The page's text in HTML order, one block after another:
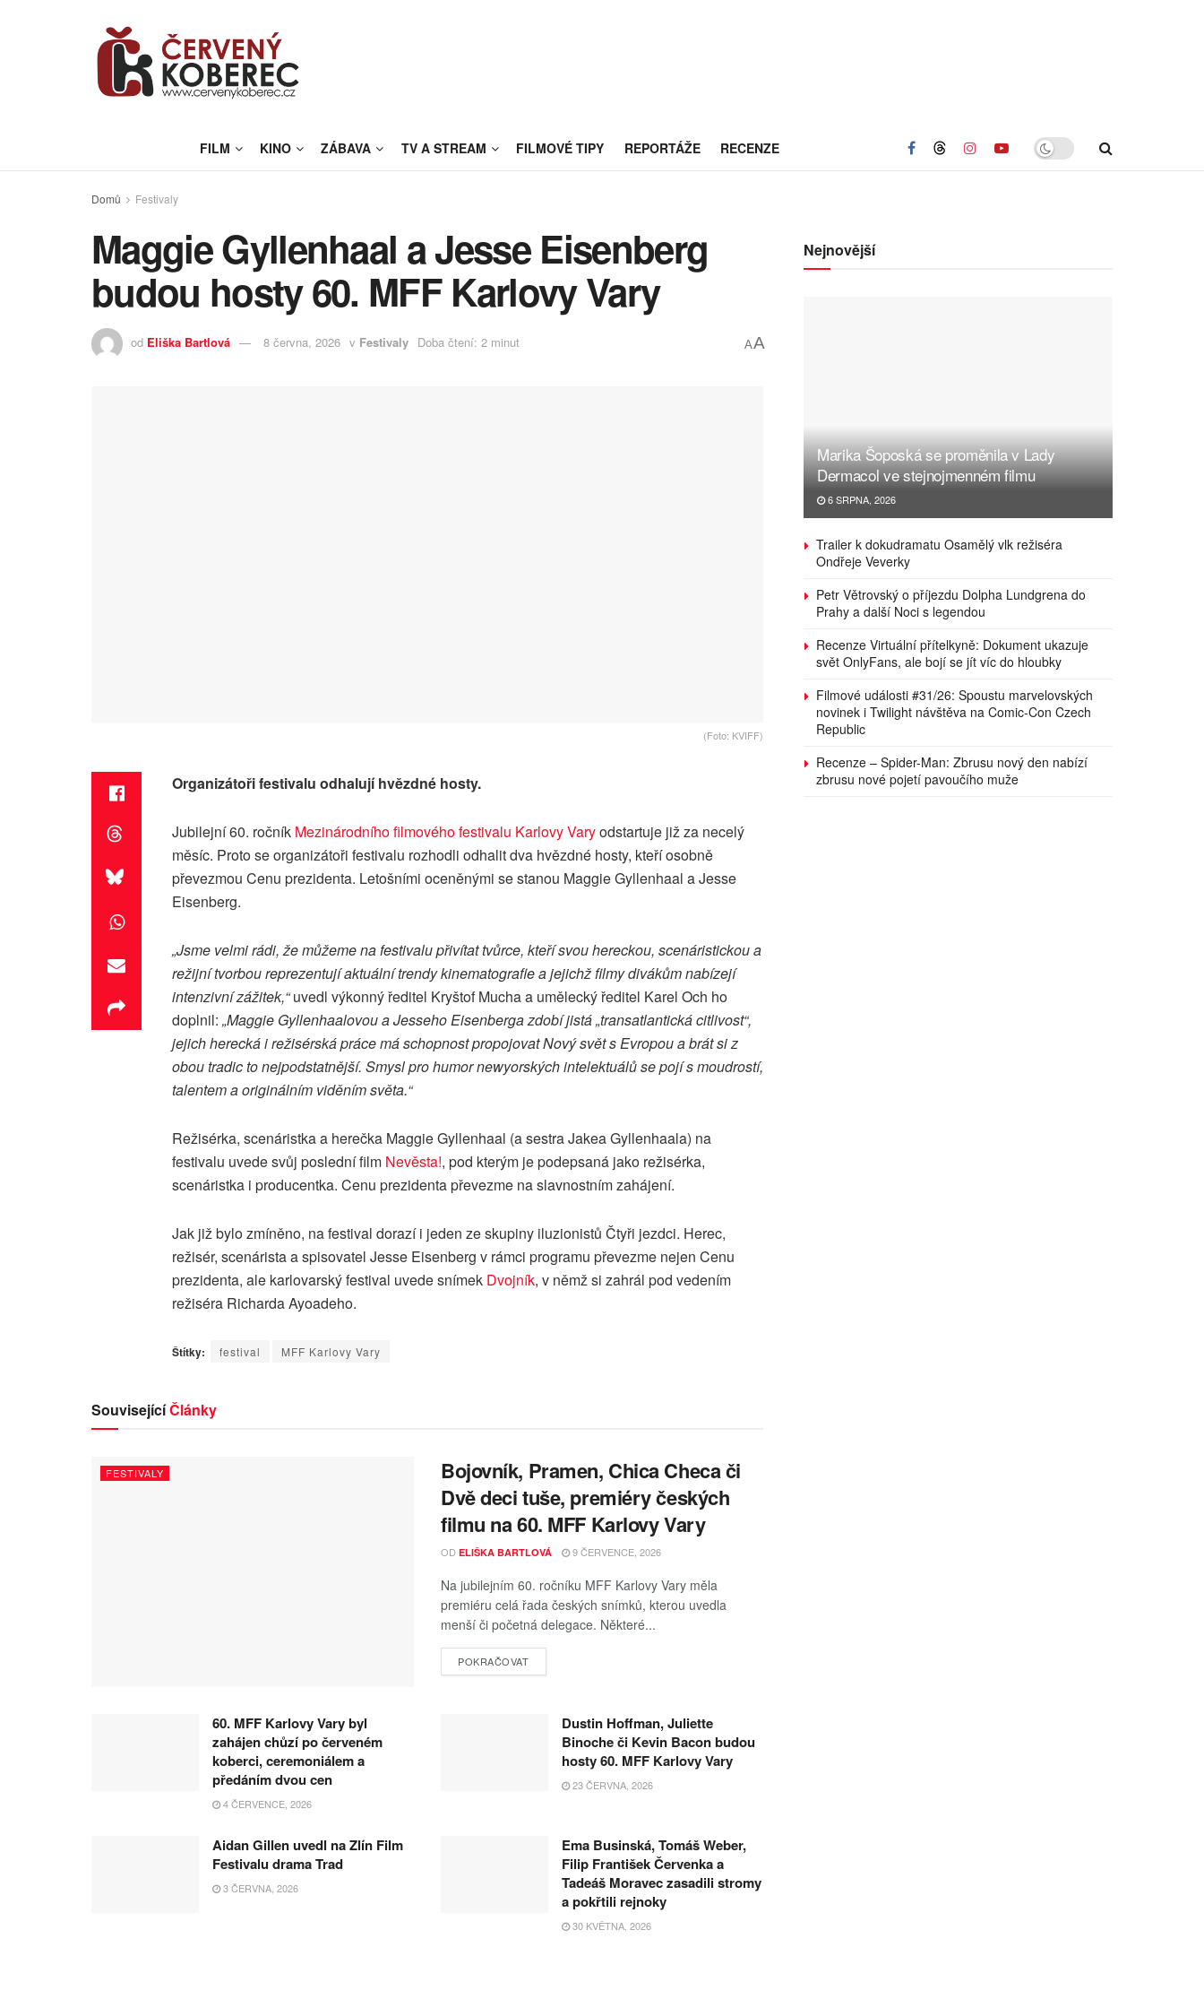
FILM KINO ZÁBAVA TV A STREAM FILMOVÉ TIPY REPORTÁŽE RECENZE
Domů Festivaly
Maggie Gyllenhaal a Jesse Eisenberg
budou hosty 60. MFF Karlovy Vary
od Eliška Bartlová 8 června, 2026 v Festivaly Doba čtení: 2 minut AA
(Foto: KVIFF)
Organizátoři festivalu odhalují hvězdné hosty.
Jubilejní 60. ročník Mezinárodního filmového festivalu Karlovy Varyodstartuje již za necelý
měsíc. Proto se organizátoři festivalu rozhodli odhalit dva hvězdné hosty, kteří osobně
převezmou Cenu prezidenta. Letošními oceněnými se stanou Maggie Gyllenhaal a Jesse
Eisenberg.
„Jsme velmi rádi, že můžeme na festivalu přivítat tvůrce, kteří svou hereckou, scenáristickou a
režijní tvorbou reprezentují aktuální trendy kinematografie a jejichž filmy divákům nabízejí
intenzivní zážitek,“uvedl výkonný ředitel Kryštof Mucha a umělecký ředitel Karel Och ho
doplnil: „Maggie Gyllenhaalovou a Jesseho Eisenberga zdobí jistá „transatlantická citlivost“,
jejich herecká i režisérská práce má schopnost propojovat Nový svět s Evropou a brát si z
obou tradic to nejpodstatnější. Smysl pro humor newyorských intelektuálů se pojí s moudrostí,
talentem a originálním viděním světa.“
Režisérka, scenáristka a herečka Maggie Gyllenhaal (a sestra Jakea Gyllenhaala) na
festivalu uvede svůj poslední film Nevěsta!, pod kterým je podepsaná jako režisérka,
scenáristka i producentka. Cenu prezidenta převezme na slavnostním zahájení.
Jak již bylo zmíněno, na festival dorazí i jeden ze skupiny iluzionistů Čtyři jezdci. Herec,
režisér, scenárista a spisovatel Jesse Eisenberg v rámci programu převezme nejen Cenu
prezidenta, ale karlovarský festival uvede snímek Dvojník, v němž si zahrál pod vedením
režiséra Richarda Ayoadeho.
Štítky: festival MFF Karlovy Vary
SouvisejícíČlánky
FESTIVALY
Bojovník, Pramen, Chica Checa či
Dvě deci tuše, premiéry českých
filmu na 60. MFF Karlovy Vary
OD ELIŠKA BARTLOVÁ 9 ČERVENCE, 2026
Na jubilejním 60. ročníku MFF Karlovy Vary měla
premiéru celá řada českých snímků, kterou uvedla
menší či početná delegace. Některé...
POKRAČOVAT
60. MFF Karlovy Vary byl
zahájen chůzí po červeném
koberci, ceremoniálem a
předáním dvou cen
4 ČERVENCE, 2026
Dustin Hoffman, Juliette
Binoche či Kevin Bacon budou
hosty 60. MFF Karlovy Vary
23 ČERVNA, 2026
Aidan Gillen uvedl na Zlín Film
Festivalu drama Trad
3 ČERVNA, 2026
Ema Businská, Tomáš Weber,
Filip František Červenka a
Tadeáš Moravec zasadili stromy
a pokřtili rejnoky
30 KVĚTNA, 2026
Nejnovější
Marika Šoposká se proměnila v Lady
Dermacol ve stejnojmenném filmu
6 SRPNA, 2026
Trailer k dokudramatu Osamělý vlk režiséra
Ondřeje Veverky
Petr Větrovský o příjezdu Dolpha Lundgrena do
Prahy a další Noci s legendou
Recenze Virtuální přítelkyně: Dokument ukazuje
svět OnlyFans, ale bojí se jít víc do hloubky
Filmové události #31/26: Spoustu marvelovských
novinek i Twilight návštěva na Comic-Con Czech
Republic
Recenze – Spider-Man: Zbrusu nový den nabízí
zbrusu nové pojetí pavoučího muže